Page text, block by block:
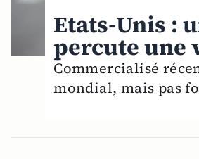
Etats-Unis :
percute une
Commercialisé
mondial, mais pas